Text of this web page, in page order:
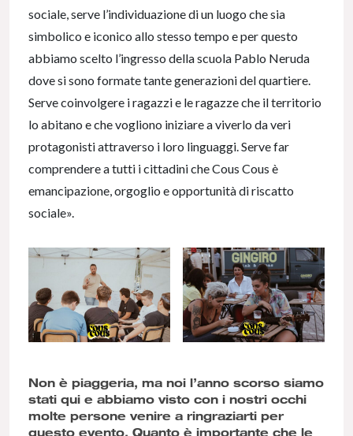
sociale, serve l’individuazione di un luogo che sia
simbolico e iconico allo stesso tempo e per questo
abbiamo scelto l’ingresso della scuola Pablo Neruda
dove si sono formate tante generazioni del quartiere.
Serve coinvolgere i ragazzi e le ragazze che il territorio
lo abitano e che vogliono iniziare a viverlo da veri
protagonisti attraverso i loro linguaggi. Serve far
comprendere a tutti i cittadini che Cous Cous è
emancipazione, orgoglio e opportunità di riscatto
sociale».
Non è piaggeria, ma noi l’anno scorso siamo
stati qui e abbiamo visto con i nostri occhi
molte persone venire a ringraziarti per
questo evento. Quanto è importante che le